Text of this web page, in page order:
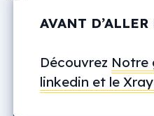
AVANT
Découvrez Notre
linkedin et le